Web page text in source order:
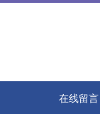
在线留言